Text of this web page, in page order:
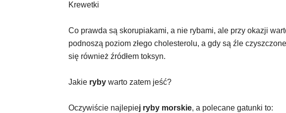
Krewetki
Co prawda są skorupiakami, a nie rybami, ale przy okazji
podnoszą poziom złego cholesterolu, a gdy są źle
się również źródłem toksyn.
Jakie ryby warto zatem jeść?
Oczywiście najlepiej ryby morskie, a polecane gatunki to: